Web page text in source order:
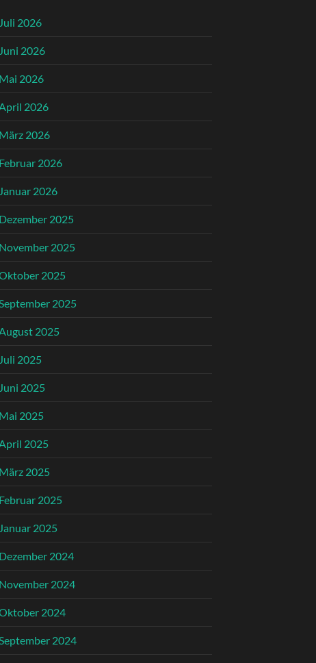
Juli 2026
Juni 2026
Mai 2026
2026
März 2026
Februar 2026
Januar 2026
Dezember 2025
November 2025
2025
2025
2025
Juli 2025
Juni 2025
Mai 2025
2025
März 2025
Februar 2025
Januar 2025
Dezember 2024
November 2024
2024
2024